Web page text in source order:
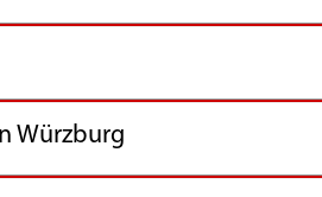
Würzburg